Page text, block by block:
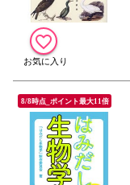
8/8時点_ポイント最大11倍